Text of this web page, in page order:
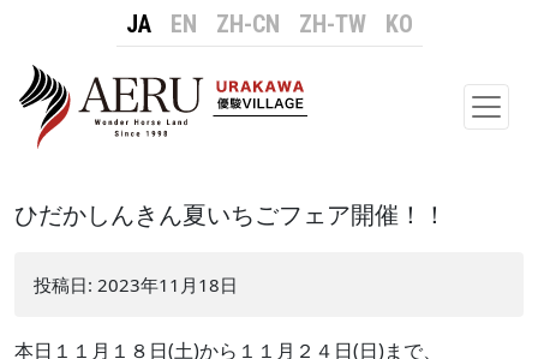
JA EN ZH-CN ZH-TW KO
メイ
ひだかしんきん夏いちごフェア開催！！
投稿日: 2023年11月18日
本日１１月１８日(土)から１１月２４日(日)まで、